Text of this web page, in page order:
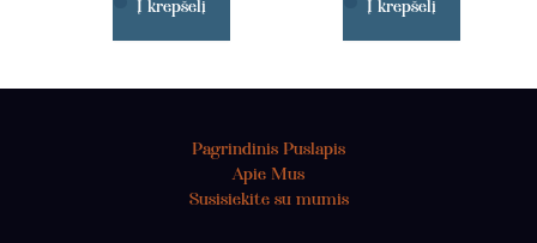
Į krepšelį Į krepšelį
Pagrindinis Puslapis
Apie Mus
Susisiekite su mumis